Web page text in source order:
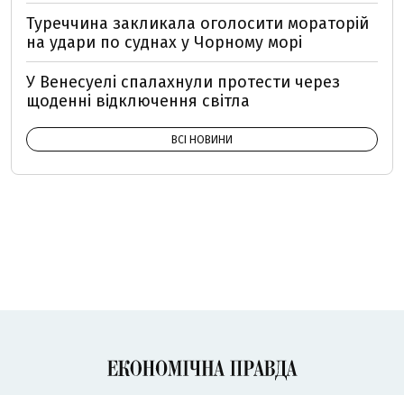
Туреччина закликала оголосити мораторій
на удари по суднах у Чорному морі
У Венесуелі спалахнули протести через
щоденні відключення світла
ВСІ НОВИНИ